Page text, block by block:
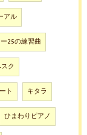
アル
25の練習曲
ク
ト キタラ
ひまわりピアノ